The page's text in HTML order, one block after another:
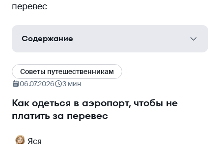
перевес
Содержание
Многослойность
Куртки и пальто
Карманы
Обувь
Cоветы путешественникам
06.07.2026
3 мин
Как одеться в аэропорт, чтобы не
платить за перевес
Яся